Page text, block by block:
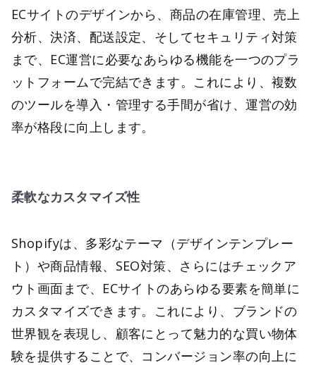
ECサイトのデザインから、商品の在庫管理、売上
分析、決済、配送設定、そしてセキュリティ対策
まで、EC運営に必要なあらゆる機能を一つのプラ
ットフォームで完結できます。これにより、複数
のツールを導入・管理する手間が省け、運営の効
率が格段に向上します。
柔軟なカスタマイズ性
Shopifyは、多彩なテーマ（デザインテンプレー
ト）や商品情報、SEO対策、さらにはチェックア
ウト画面まで、ECサイトのあらゆる要素を簡単に
カスタマイズできます。これにより、ブランドの
世界観を表現し、顧客にとって魅力的な買い物体
験を提供することで、コンバージョン率の向上に